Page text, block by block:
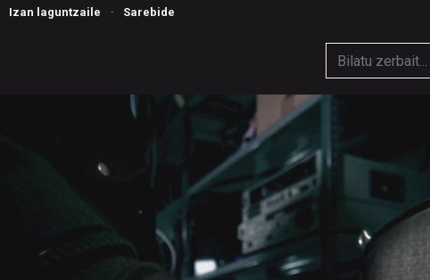
Izan laguntzaile · Sarebide